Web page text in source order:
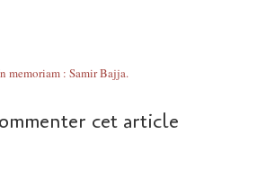
memoriam : Samir Bajja.
cet article